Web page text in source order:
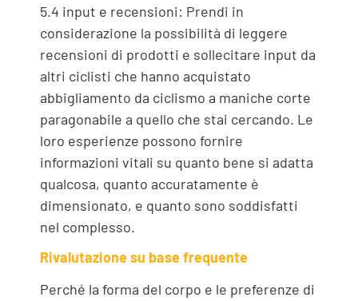
5.4 input e recensioni: Prendi in
considerazione la possibilità di leggere
recensioni di prodotti e sollecitare input da
altri ciclisti che hanno acquistato
abbigliamento da ciclismo a maniche corte
paragonabile a quello che stai cercando. Le
loro esperienze possono fornire
informazioni vitali su quanto bene si adatta
qualcosa, quanto accuratamente è
dimensionato, e quanto sono soddisfatti
nel complesso.
Rivalutazione su base frequente
Perché la forma del corpo e le preferenze di